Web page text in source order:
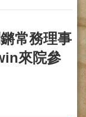
常務理事
來院參